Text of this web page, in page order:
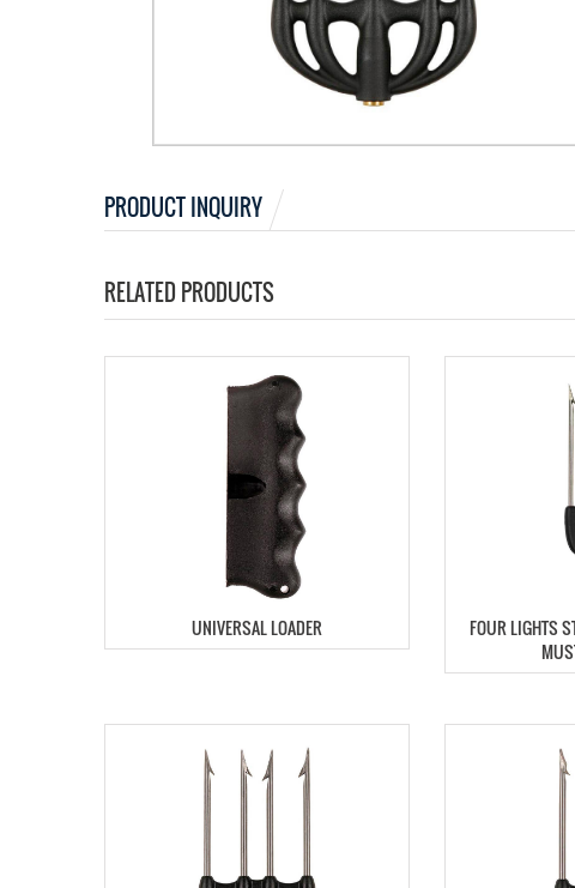
PRODUCT INQUIRY
RELATED PRODUCTS
UNIVERSAL LOADER
FOUR LIGHTS